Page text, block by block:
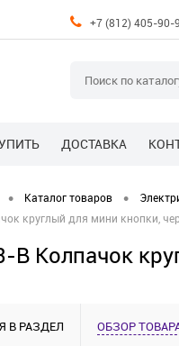
+7 (812) 405-90-
ДОСТАВКА
• Каталог товаров •
круглый для мини кнопки,
B Колпачок
В РАЗДЕЛ ОБЗОР